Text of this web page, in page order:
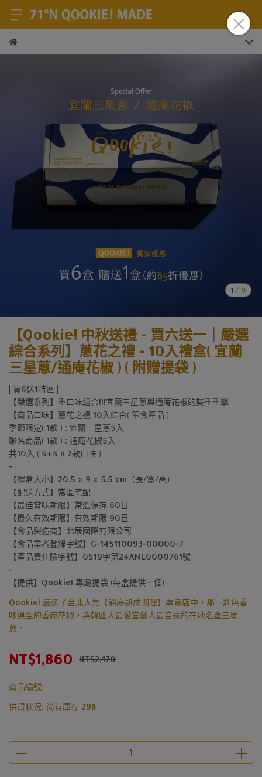
1 / 9
【Qookie! 中秋送禮 - 買六送一｜嚴選
綜合系列】蔥花之禮 - 10入禮盒( 宜蘭
三星蔥/通庵花椒 ) ( 附贈提袋 )
| 買6送1特區 |
【嚴選系列】重口味組合!!!宜蘭三星蔥與通庵花椒的雙重重擊
【商品口味】蔥花之禮 10入綜合( 葷食產品 )
季節限定( 1款 ) : 宜蘭三星蔥5入
聯名商品( 1款 ) : 通庵花椒5入
共10入 ( 5+5 )( 2款口味 )
-
【禮盒大小】20.5 x 9 x 5.5 cm（長/寬/高）
【配送方式】常溫宅配
【最佳賞味期限】常溫保存 60日
【最久有效期限】有效期限 90日
【食品製造商】北辰國際有限公司
【食品業者登錄字號】G-145110093-00000-7
【產品責任險字號】0519字第24AML0000761號
-
【提供】Qookie! 專屬提袋 (每盒提供一個)
Qookie! 嚴選了台北人氣【通庵熟成咖哩】專賣店中，那一匙色香
味俱全的香麻花椒，與韓國人最愛宜蘭人最自豪的在地名產三星
蔥。
NT$1,860 NT$2,170
商品編號:
供貨狀況: 尚有庫存 298